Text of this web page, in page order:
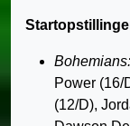
Bohemians:
Power (16/
(12/D),